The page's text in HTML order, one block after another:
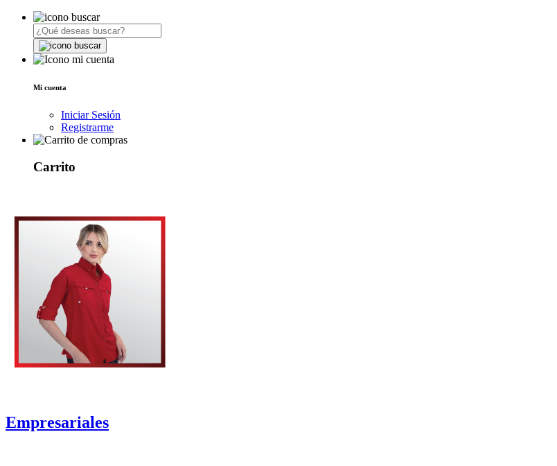
Mi cuenta
Iniciar Sesión
Registrarme
Carrito
Empresariales